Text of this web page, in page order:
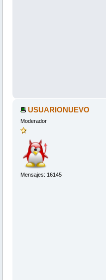
USUARIONUEVO
Moderador
Mensajes: 16145